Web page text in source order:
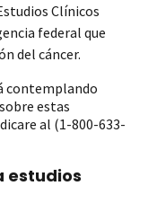
Clínicos
federal que
del cáncer.
contemplando
estas
al (1-800-633-
estudios